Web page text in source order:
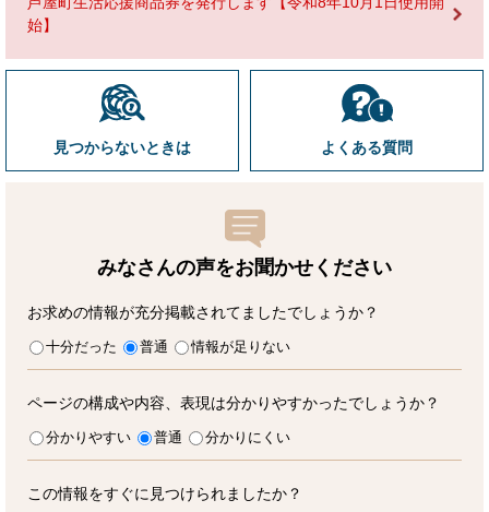
始】
見つからないときは よくある質問
みなさんの声をお聞かせ ください
お求めの情報が充分掲載されてましたでしょうか？
十分だった 普通 情報が足りない
ページの構成や内容、表現は分かりやすかったでしょうか？
分かりやすい 普通 分かりにくい
この情報をすぐに見つけられましたか？